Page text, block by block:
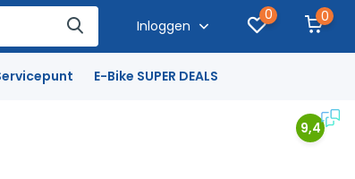
Inloggen
0 0
E-Bike SUPER DEALS
9,4